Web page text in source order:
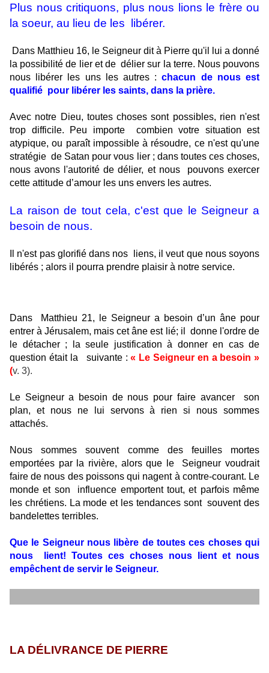
Plus nous critiquons, plus nous lions le frère ou
la soeur, au lieu de les libérer.
Dans Matthieu 16, le Seigneur dit à Pierre qu'il lui a donné
la possibilité de lier et de délier sur la terre. Nous pouvons
nous libérer les uns les autres : chacun de nous est
qualifié pour libérer les saints, dans la prière.
Avec notre Dieu, toutes choses sont possibles, rien n'est
trop difficile. Peu importe
combien votre situation est
atypique, ou paraît impossible à résoudre, ce n'est qu'une
stratégie de Satan pour vous lier ; dans toutes ces choses,
nous avons l'autorité de délier, et nous
pouvons exercer
cette attitude d’amour les uns envers les autres.
La raison de tout cela, c'est que le Seigneur a
besoin de nous.
Il n'est pas glorifié dans nos
liens, il veut que nous soyons
libérés ; alors il pourra prendre plaisir à notre service.
Dans
Matthieu 21, le Seigneur a besoin d’un âne pour
entrer à Jérusalem, mais cet âne est lié; il
donne l'ordre de
le détacher ; la seule justification à donner en cas de
question était la
suivante : « Le Seigneur en a besoin »
(v. 3).
Le Seigneur a besoin de nous pour faire avancer
son
plan, et nous ne lui servons à rien si nous sommes
attachés.
Nous sommes souvent comme des feuilles mortes
emportées par la rivière, alors que le
Seigneur voudrait
faire de nous des poissons qui nagent à contre-courant. Le
monde et son
influence emportent tout, et parfois même
les chrétiens. La mode et les tendances sont souvent des
bandelettes terribles.
Que le Seigneur nous libère de toutes ces choses qui
nous
lient! Toutes ces choses nous lient et nous
empêchent de servir le Seigneur.
LA DÉLIVRANCE DE PIERRE